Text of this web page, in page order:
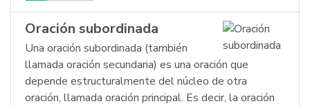
Oración subordinada
Una oración subordinada (también
llamada oración secundaria) es una oración que
depende estructuralmente del núcleo de otra
oración, llamada oración principal. Es decir, la oración